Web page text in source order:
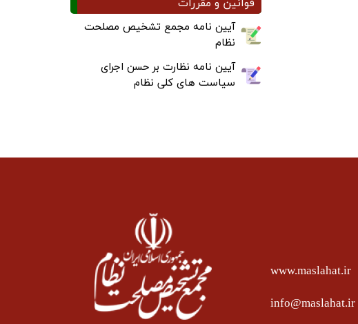
قوانین و مقررات
آیین نامه مجمع تشخیص مصلحت
نظام
آیین نامه نظارت بر حسن اجرای
سیاست های کلی نظام
www.maslahat.ir
info@maslahat.ir